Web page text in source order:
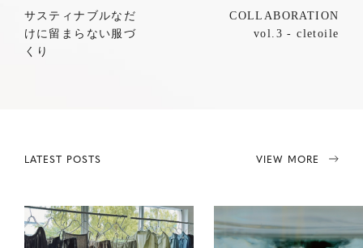
サスティナブルなだ
けに留まらない服づ
くり
COLLABORATION
vol.3 - cletoile
LATEST POSTS VIEW MORE